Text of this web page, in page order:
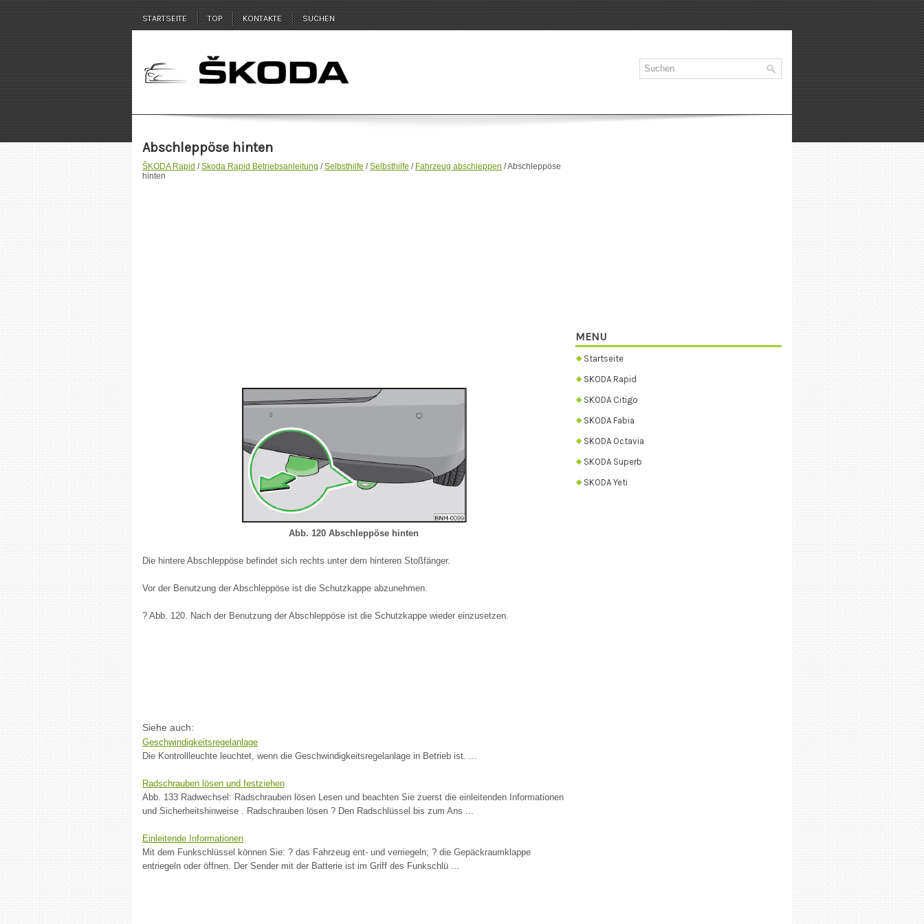
STARTSEITE TOP KONTAKTE SUCHEN
Abschleppöse hinten
ŠKODA Rapid /Skoda Rapid Betriebsanleitung /Selbsthilfe /Selbsthilfe / Fahrzeug abschleppen / Abschleppöse
hinten
Abb. 120 Abschleppöse hinten
Die hintere Abschleppöse befindet sich rechts unter dem hinteren Stoßfänger.
Vor der Benutzung der Abschleppöse ist die Schutzkappe abzunehmen.
? Abb. 120. Nach der Benutzung der Abschleppöse ist die Schutzkappe wieder einzusetzen.
Siehe auch:
Geschwindigkeitsregelanlage
Die Kontrollleuchte leuchtet, wenn die Geschwindigkeitsregelanlage in Betrieb ist. ...
Radschrauben lösen und festziehen
Abb. 133 Radwechsel: Radschrauben lösen Lesen und beachten Sie zuerst die einleitenden Informationen
und Sicherheitshinweise . Radschrauben lösen ? Den Radschlüssel bis zum Ans ...
Einleitende Informationen
Mit dem Funkschlüssel können Sie: ? das Fahrzeug ent- und verriegeln; ? die Gepäckraumklappe
entriegeln oder öffnen. Der Sender mit der Batterie ist im Griff des Funkschlü ...
MENU
Startseite
SKODA Rapid
SKODA Citigo
SKODA Fabia
SKODA Octavia
SKODA Superb
SKODA Yeti